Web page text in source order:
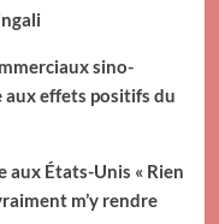
sino-
aux effets positifs du
aux États-Unis « Rien
m’y rendre